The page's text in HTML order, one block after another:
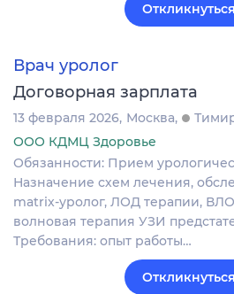
Откликнуться
Врач уролог
Договорная зарплата
13 февраля 2026 Москва
ООО КДМЦ Здоровье
Обязанности: Прием
Назначение схем лечения,
matrix-уролог, ЛОД терапии,
волновая терапия УЗИ
Требования: опыт работы…
Откликнуться